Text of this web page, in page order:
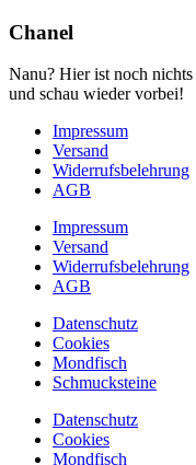
Chanel
Nanu? Hier ist noch
und schau wieder vorbei!
Impressum
Versand
Widerrufsbelehrung
AGB
Impressum
Versand
Widerrufsbelehrung
AGB
Datenschutz
Cookies
Mondfisch
Schmucksteine
Datenschutz
Cookies
Mondfisch